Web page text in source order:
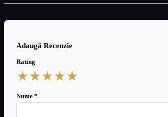
Adaugă Recenzie
Rating
★
★
★
★
★
Nume *